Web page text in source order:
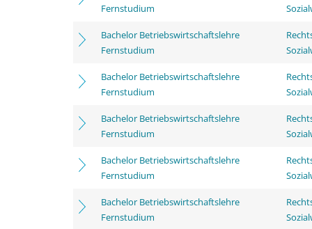
Fernstudium
Bachelor Betriebswirtschaftslehre
Fernstudium
Bachelor Betriebswirtschaftslehre
Fernstudium
Bachelor Betriebswirtschaftslehre
Fernstudium
Bachelor Betriebswirtschaftslehre
Fernstudium
Bachelor Betriebswirtschaftslehre
Fernstudium